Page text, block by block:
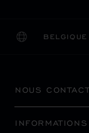
BELGIQUE
NOUS
INFORMATIONS